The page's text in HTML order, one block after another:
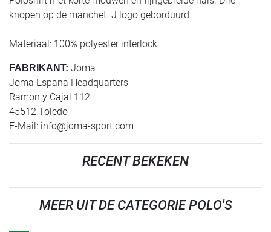
knopen op de manchet. J logo geborduurd.
Materiaal: 100% polyester interlock
FABRIKANT: Joma
Joma Espana Headquarters
Ramon y Cajal 112
45512 Toledo
E-Mail: info@joma-sport.com
RECENT BEKEKEN
MEER UIT DE CATEGORIE POLO'S